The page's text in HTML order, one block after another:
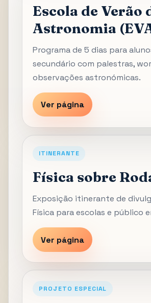
Escola de Verão
Astronomia
Programa de 5 dias para
secundário com palestras,
observações astronómicas.
Ver página
ITINERANTE
Física sobre
Exposição itinerante de
Física para escolas e público
Ver página
PROJETO ESPECIAL